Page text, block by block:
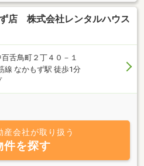
店 株式会社レンタルハウス
舌鳥町２丁４０－１
線 なかもず駅 徒歩1分
産会社が取り扱う
件を探す